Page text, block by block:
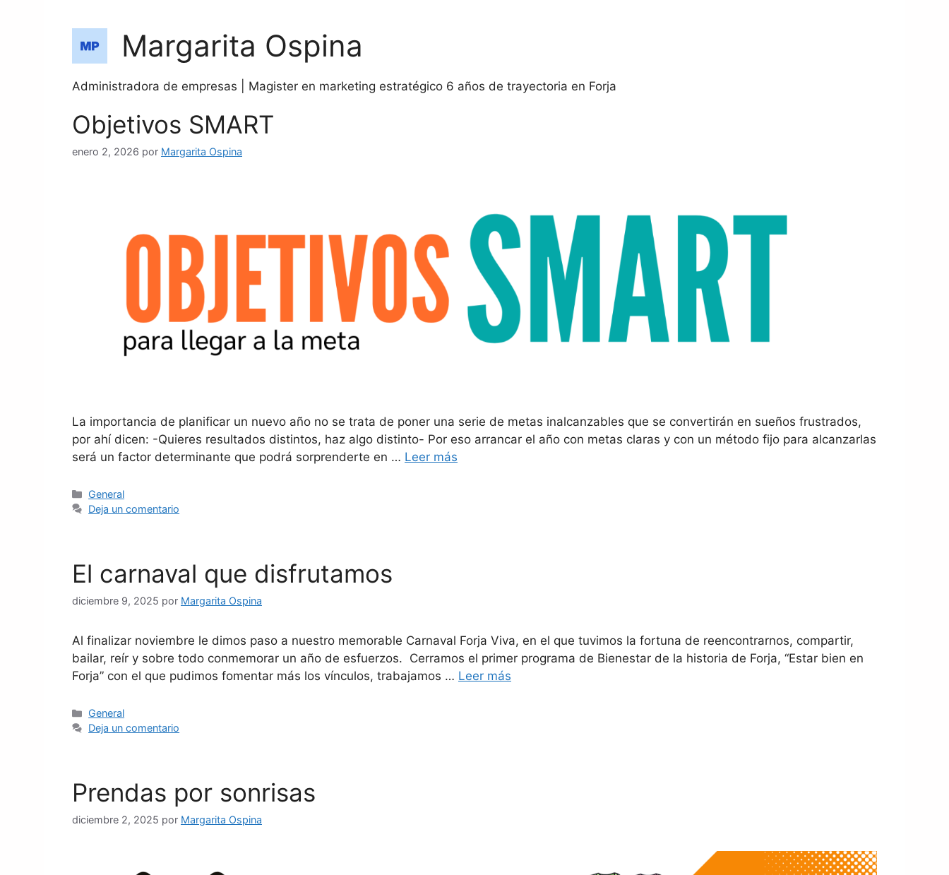
Margarita Ospina
Administradora de empresas | Magister en marketing estratégico 6 años de trayectoria en Forja
Objetivos SMART
enero 2, 2026 por Margarita Ospina
La importancia de planificar un nuevo año no se trata de poner una serie de metas inalcanzables que se convertirán en sueños frustrados,
por ahí dicen: -Quieres resultados distintos, haz algo distinto- Por eso arrancar el año con metas claras y con un método fijo para alcanzarlas
será un factor determinante que podrá sorprenderte en … Leer más
General
Deja un comentario
El carnaval que disfrutamos
diciembre 9, 2025 por Margarita Ospina
Al finalizar noviembre le dimos paso a nuestro memorable Carnaval Forja Viva, en el que tuvimos la fortuna de reencontrarnos, compartir,
bailar, reír y sobre todo conmemorar un año de esfuerzos. Cerramos el primer programa de Bienestar de la historia de Forja, “Estar bien en
Forja” con el que pudimos fomentar más los vínculos, trabajamos … Leer más
General
Deja un comentario
Prendas por sonrisas
diciembre 2, 2025 por Margarita Ospina